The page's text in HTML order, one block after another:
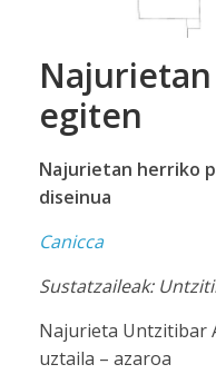
egiten
Najurietan herriko
diseinua
Canicca
Sustatzaileak:
Najurieta Untzitibar
uztaila – azaroa